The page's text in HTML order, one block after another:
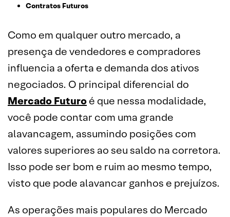
Contratos Futuros
Como em qualquer outro mercado, a
presença de vendedores e compradores
influencia a oferta e demanda dos ativos
negociados. O principal diferencial do
Mercado Futuroé que nessa modalidade,
você pode contar com uma grande
alavancagem, assumindo posições com
valores superiores ao seu saldo na corretora.
Isso pode ser bom e ruim ao mesmo tempo,
visto que pode alavancar ganhos e prejuízos.
As operações mais populares do Mercado